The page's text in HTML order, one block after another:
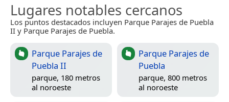
Lugares notables cercanos
Los puntos destacados incluyen Parque Parajes de Puebla
II y Parque Parajes de Puebla.
Parque Parajes de
Puebla II
parque, 180 metros
al noroeste
Parque Parajes de
Puebla
parque, 800 metros
al noroeste